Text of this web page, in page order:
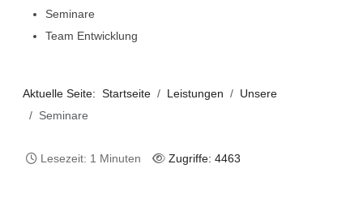
Seminare
Team Entwicklung
Aktuelle Seite:Startseite Leistungen
Unsere
Seminare
Lesezeit: 1 Minuten Zugriffe: 4463